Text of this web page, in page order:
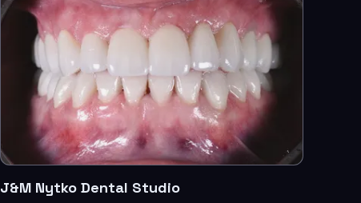
J&M Nytko Dental Studio